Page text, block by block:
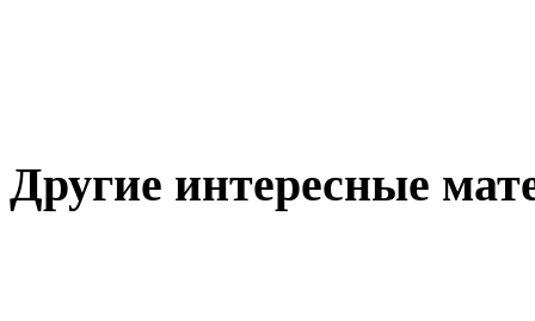
Другие интересные